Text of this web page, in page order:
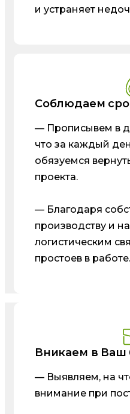
и устраняет
Соблюдаем
— Прописывем в
что за каждый
обязуемся
проекта.
— Благодаря
производству и
логистическим
простоев в работе.
Вникаем в Ваш
— Выявляем, на
внимание при